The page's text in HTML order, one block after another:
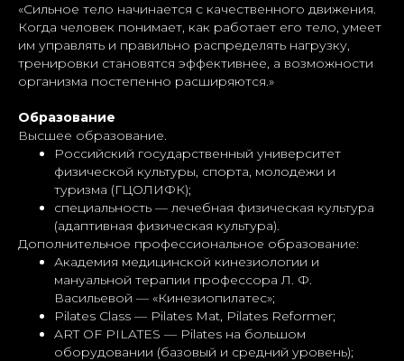
«Сильное тело начинается с качественного движения.
Когда человек понимает, как работает его тело, умеет
им управлять и правильно распределять нагрузку,
тренировки становятся эффективнее, а возможности
организма постепенно расширяются.»
Образование
Высшее образование.
Российский государственный университет
физической культуры, спорта, молодежи и
туризма (ГЦОЛИФК);
специальность — лечебная физическая культура
(адаптивная физическая культура).
Дополнительное профессиональное образование:
Академия медицинской кинезиологии и
мануальной терапии профессора Л. Ф.
Васильевой — «Кинезиопилатес»;
Pilates Class — Pilates Mat, Pilates Reformer;
ART OF PILATES — Pilates на большом
оборудовании (базовый и средний уровень);